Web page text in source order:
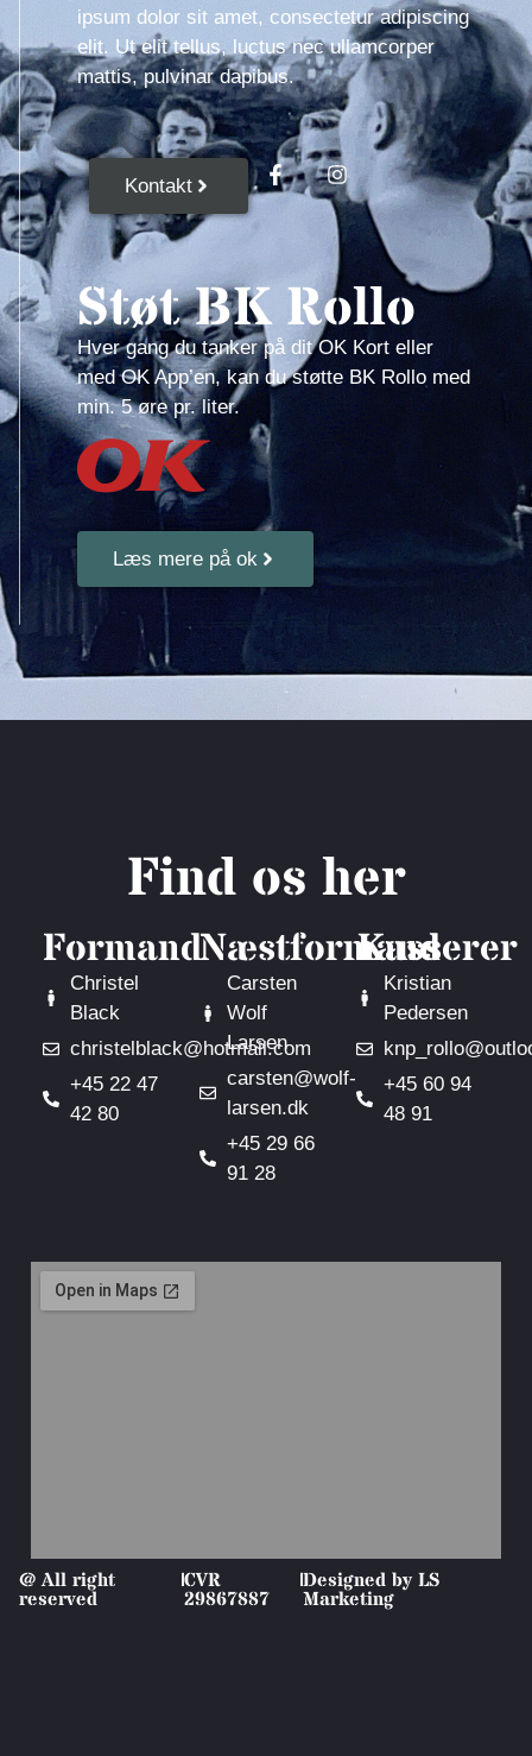
ipsum dolor sit amet, consectetur adipiscing
elit. Ut elit tellus, luctus nec ullamcorper
mattis, pulvinar dapibus.
Kontakt
Støt BK Rollo
Hver gang du tanker på dit OK Kort eller
med OK App’en, kan du støtte BK Rollo med
min. 5 øre pr. liter.
Læs mere på ok
Find os her
Formand
Christel
Black
christelblack@hotmail.com
+45 22 47
42 80
Næstformand
Carsten
Wolf
Larsen
carsten@wolf-
larsen.dk
+45 29 66
91 28
Kasserer
Kristian
Pedersen
+45 60 94
48 91
@ All right
reserved
|CVR
29867887
|Designed by LS
Marketing